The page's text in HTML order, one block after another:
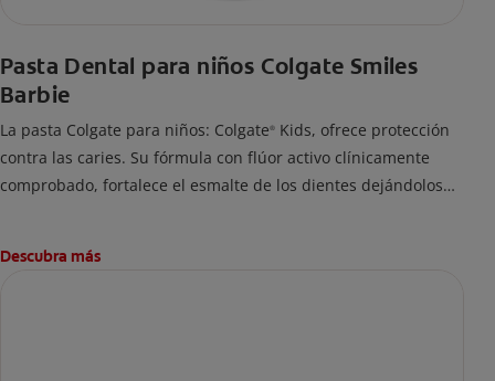
Pasta Dental para niños Colgate Smiles
Barbie
La pasta Colgate para niños: Colgate® Kids, ofrece protección
contra las caries. Su fórmula con flúor activo clínicamente
comprobado, fortalece el esmalte de los dientes dejándolos
Descubra más